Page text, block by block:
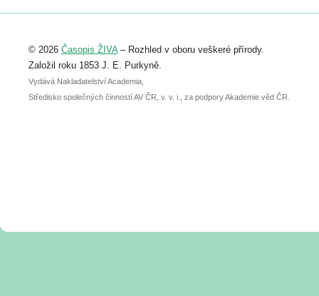
Registrovat se můžete do 6. září.
abstraktu přihlášené přednášky nebo
posteru je už 30. června.
© 2026 Časopis ŽIVA– Rozhled v oboru veškeré přírody.
Založil roku 1853 J. E. Purkyně.
Vydává Nakladatelství Academia,
Středisko společných činností AV ČR, v. v. i., za podpory Akademie věd ČR.